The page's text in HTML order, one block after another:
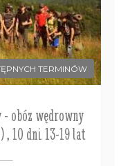
TERMINÓW
obóz wędrowny
, 10 dni 13-19 lat